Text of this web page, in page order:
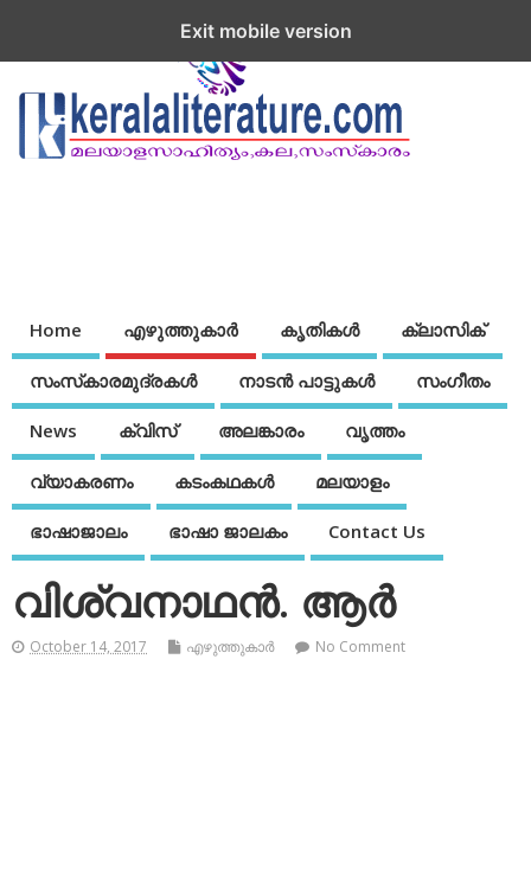
Home എഴുത്തുകാര്‍ കൃതികൾ ക്ലാസിക്
സംസ്‌കാരമുദ്രകള്‍ നാടന്‍ പാട്ടുകള്‍ സംഗീതം
News ക്വിസ് അലങ്കാരം വൃത്തം
വ്യാകരണം കടംകഥകള്‍ മലയാളം
ഭാഷാജാലം ഭാഷാ ജാലകം Contact Us
വിശ്വനാഥന്‍. ആര്‍
October 14, 2017 എഴുത്തുകാര്‍ No Comment
Exit mobile version